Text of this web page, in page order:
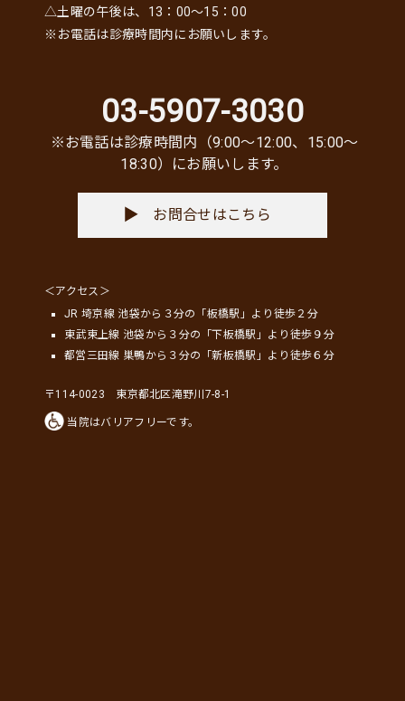
△土曜の午後は、13：00～15：00
※お電話は診療時間内にお願いします。
03-5907-3030
※お電話は診療時間内（9:00〜12:00、15:00〜
18:30）にお願いします。
お問合せはこちら
＜アクセス＞
JR 埼京線 池袋から３分の「板橋駅」より徒歩２分
東武東上線 池袋から３分の「下板橋駅」より徒歩９分
都営三田線 巣鴨から３分の「新板橋駅」より徒歩６分
〒114-0023 東京都北区滝野川7-8-1
当院はバリアフリーです。